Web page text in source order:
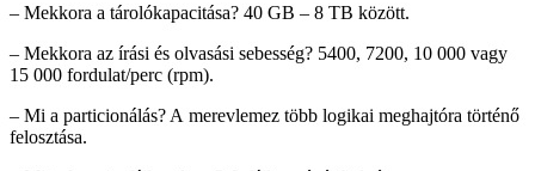
– Mekkora a tárolókapacitása? 40 GB – 8 TB között.
– Mekkora az írási és olvasási sebesség? 5400, 7200, 10 000 vagy
15 000 fordulat/perc (rpm).
– Mi a particionálás? A merevlemez több logikai meghajtóra történő
felosztása.